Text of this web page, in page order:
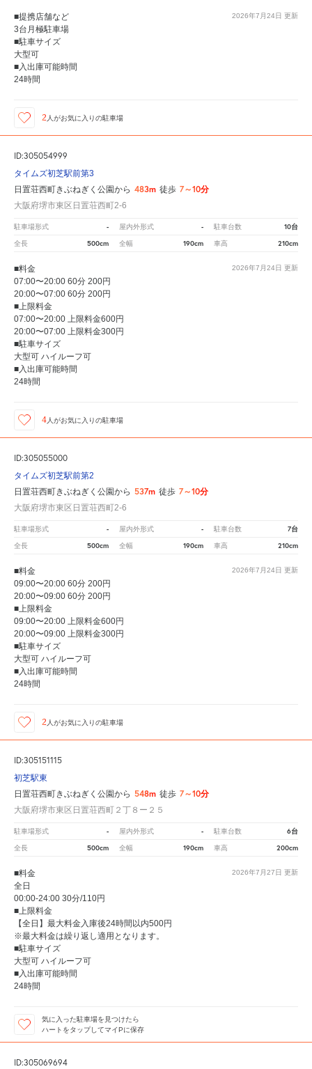
2026年7月24日 更新
■提携店舗など
3台月極駐車場
■駐車サイズ
大型可
■入出庫可能時間
24時間
2 人がお気に入りの駐車場
ID:305054999
タイムズ初芝駅前第3
日置荘西町きぶねぎく公園から 483m 徒歩 7～10分
大阪府堺市東区日置荘西町2-6
駐車場形式 - 屋内外形式 - 駐車台数 10台
全長 500cm 全幅 190cm 車高 210cm
2026年7月24日 更新
■料金
07:00〜20:00 60分 200円
20:00〜07:00 60分 200円
■上限料金
07:00〜20:00 上限料金600円
20:00〜07:00 上限料金300円
■駐車サイズ
大型可 ハイルーフ可
■入出庫可能時間
24時間
4 人がお気に入りの駐車場
ID:305055000
タイムズ初芝駅前第2
日置荘西町きぶねぎく公園から 537m 徒歩 7～10分
大阪府堺市東区日置荘西町2-6
駐車場形式 - 屋内外形式 - 駐車台数 7台
全長 500cm 全幅 190cm 車高 210cm
2026年7月24日 更新
■料金
09:00〜20:00 60分 200円
20:00〜09:00 60分 200円
■上限料金
09:00〜20:00 上限料金600円
20:00〜09:00 上限料金300円
■駐車サイズ
大型可 ハイルーフ可
■入出庫可能時間
24時間
2 人がお気に入りの駐車場
ID:305151115
初芝駅東
日置荘西町きぶねぎく公園から 548m 徒歩 7～10分
大阪府堺市東区日置荘西町２丁８ー２５
駐車場形式 - 屋内外形式 - 駐車台数 6台
全長 500cm 全幅 190cm 車高 200cm
2026年7月27日 更新
■料金
全日
00:00-24:00 30分/110円
■上限料金
【全日】最大料金入庫後24時間以内500円
※最大料金は繰り返し適用となります。
■駐車サイズ
大型可 ハイルーフ可
■入出庫可能時間
24時間
気に入った駐車場を見つけたら
ハートをタップしてマイPに保存
ID:305069694